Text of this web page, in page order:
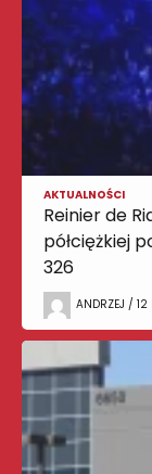
AKTUALNOŚCI
Reinier de
półciężkiej
326
ANDRZEJ /